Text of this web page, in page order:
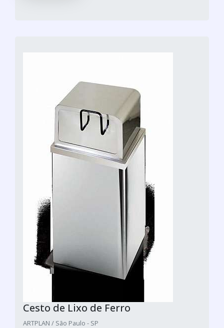
Cesto de Lixo de Ferro
ARTPLAN / São Paulo - SP